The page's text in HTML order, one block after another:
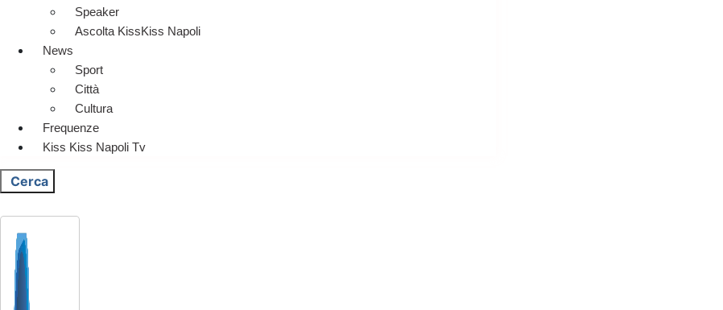
Speaker
Ascolta KissKiss Napoli
News
Sport
Città
Cultura
Frequenze
Kiss Kiss Napoli Tv
Cerca